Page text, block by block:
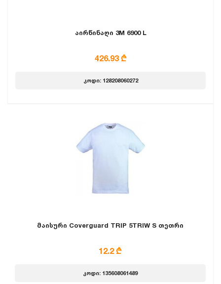
აირწინაღი 3M 6900 L
426.93 ₾
კოდი: 128208060272
მაისური Coverguard TRIP 5TRIW S თეთრი
12.2 ₾
კოდი: 135608061489